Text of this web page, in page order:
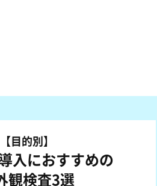
【目的別】
入におすすめの
観検査3選